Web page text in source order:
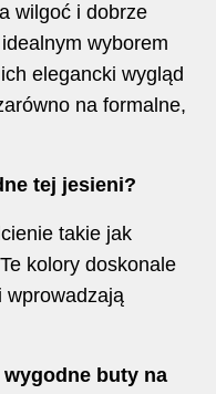
wilgoć i dobrze
wyborem
elegancki wygląd
na formalne,
tej jesieni?
takie jak
kolory doskonale
wprowadzają
buty na